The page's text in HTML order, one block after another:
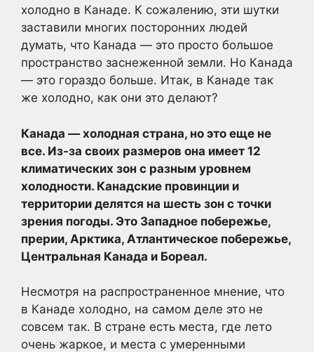
холодно в Канаде. К сожалению, эти шутки
заставили многих посторонних людей
думать, что Канада — это просто большое
пространство заснеженной земли. Но Канада
— это гораздо больше. Итак, в Канаде так
же холодно, как они это делают?
Канада — холодная страна, но это еще не
все. Из-за своих размеров она имеет 12
климатических зон с разным уровнем
холодности. Канадские провинции и
территории делятся на шесть зон с точки
зрения погоды. Это Западное побережье,
прерии, Арктика, Атлантическое побережье,
Центральная Канада и Бореал.
Несмотря на распространенное мнение, что
в Канаде холодно, на самом деле это не
совсем так. В стране есть места, где лето
очень жаркое, и места с умеренными